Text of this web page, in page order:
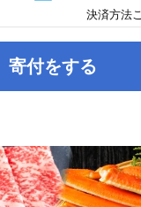
寄付をする
決済方法